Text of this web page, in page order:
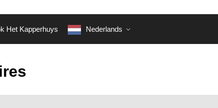
Het Kapperhuys Nederlands